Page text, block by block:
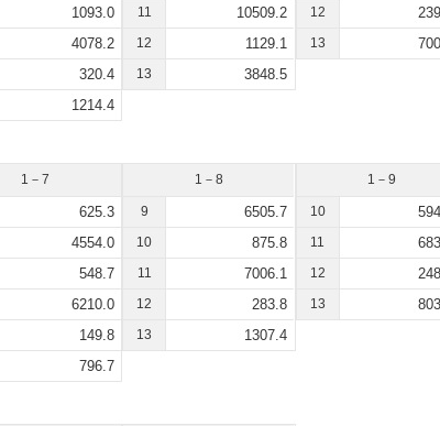
1093.0
4078.2
320.4
1214.4
11 10509.2
12 1129.1
13 3848.5
12
13
1－7
625.3
4554.0
548.7
6210.0
149.8
796.7
1－8
9 6505.7
10 875.8
11 7006.1
12 283.8
13 1307.4
1－9
10
11
12
13